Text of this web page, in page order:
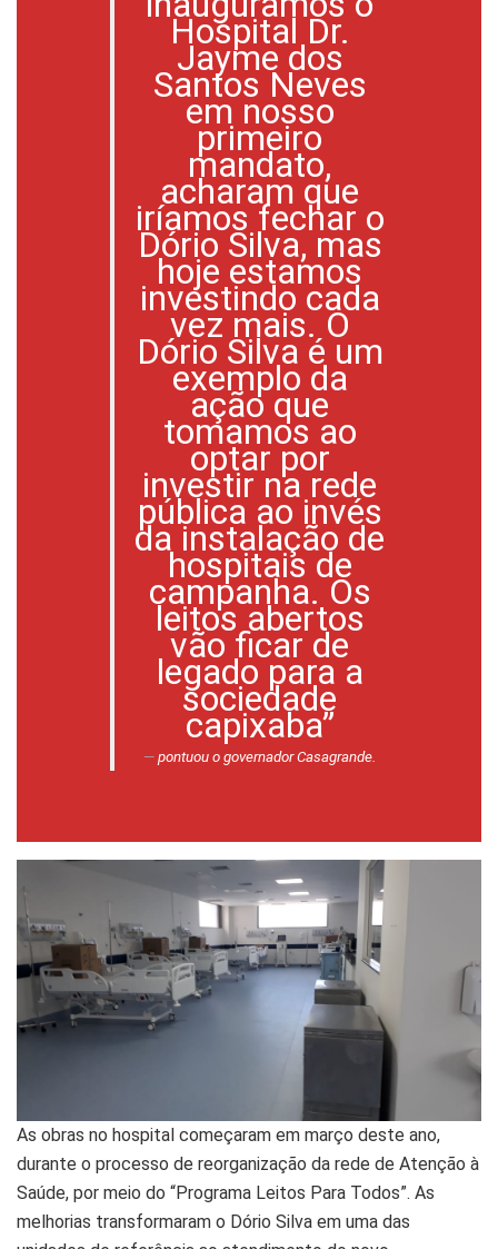
Hospital Dr.
Jayme dos
Santos Neves
em nosso
primeiro
mandato,
acharam que
iríamos fechar o
Dório Silva, mas
hoje estamos
investindo cada
vez mais. O
Dório Silva é um
exemplo da
ação que
tomamos ao
optar por
investir na rede
pública ao invés
da instalação de
hospitais de
campanha. Os
leitos abertos
vão ficar de
legado para a
sociedade
capixaba”
pontuou o governador Casagrande.
As obras no hospital começaram em março deste ano,
durante o processo de reorganização da rede de Atenção à
Saúde, por meio do “Programa Leitos Para Todos”. As
melhorias transformaram o Dório Silva em uma das